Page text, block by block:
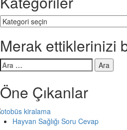
Kategoriler
Merak ettiklerinizi
Arama:
Öne Çıkanlar
Hayvan Sağlığı Soru Cevap